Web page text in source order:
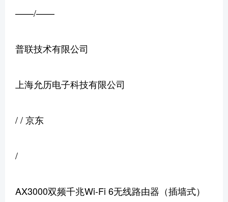
——/——
普联技术有限公司
上海允历电子科技有限公司
/ / 京东
/
AX3000双频千兆Wi-Fi 6无线路由器（插墙式）